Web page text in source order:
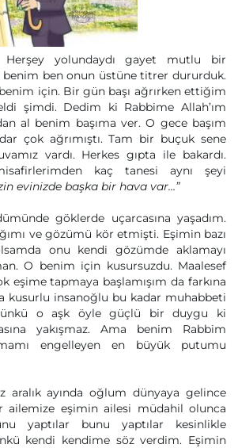
Herşey yolundaydı gayet mutlu bir
benim ben onun üstüne titrer dururduk.
için. Bir gün başı ağrırken ettiğim
şimdi. Dedim ki Rabbime Allah’ım
al benim başıma ver. O gece başım
çok ağrımıştı. Tam bir buçuk sene
vardı. Herkes gıpta ile bakardı.
kaç tanesi aynı şeyi
evinizde başka bir hava var…”
göklerde uçarcasına yaşadım.
ve gözümü kör etmişti. Eşimin bazı
onu kendi gözümde aklamayı
O benim için kusursuzdu. Maalesef
eşime tapmaya başlamışım da farkına
kusurlu insanoğlu bu kadar muhabbeti
o aşk öyle güçlü bir duygu ki
yakışmaz. Ama benim Rabbim
engelleyen en büyük putumu
aralık ayında oğlum dünyaya gelince
ailemize eşimin ailesi müdahil olunca
yaptılar bunu yaptılar kesinlikle
kendi kendime söz verdim. Eşimin